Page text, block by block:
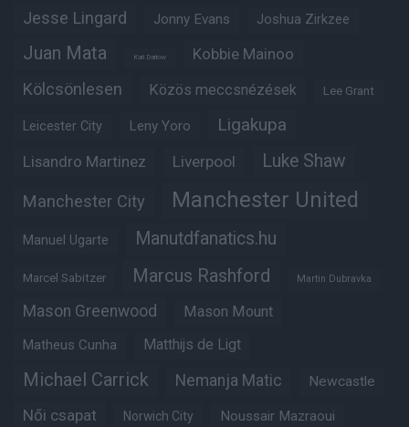
Jesse Lingard Jonny Evans Joshua Zirkzee
Juan Mata Karl Darlow Kobbie Mainoo
Kölcsönlesen Közös meccsnézések Lee Grant
Leicester City Leny Yoro Ligakupa
Lisandro Martinez Liverpool Luke Shaw
Manchester City Manchester United
Manuel Ugarte Manutdfanatics.hu
Marcel Sabitzer Marcus Rashford Martin Dubravka
Mason Greenwood Mason Mount
Matheus Cunha Matthijs de Ligt
Michael Carrick Nemanja Matic Newcastle
Női csapat Norwich City Noussair Mazraoui